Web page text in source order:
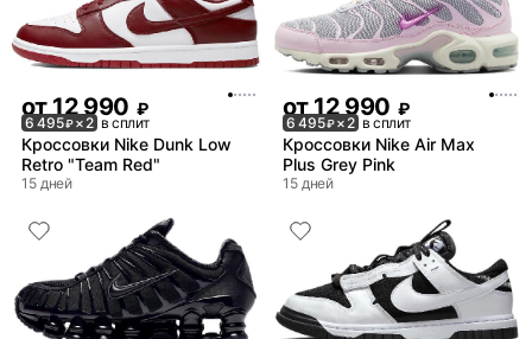
от12 990 ₽
6 495₽× 2 в сплит
Кроссовки Nike Dunk Low
Retro "Team Red"
15 дней
от12 990 ₽
6 495₽× 2 в сплит
Кроссовки Nike Air Max
Plus Grey Pink
15 дней